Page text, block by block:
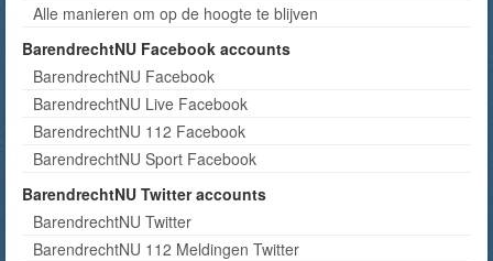
Alle manieren om op de hoogte te blijven
BarendrechtNU Facebook accounts
BarendrechtNU Facebook
BarendrechtNU Live Facebook
BarendrechtNU 112 Facebook
BarendrechtNU Sport Facebook
BarendrechtNU Twitter accounts
BarendrechtNU Twitter
BarendrechtNU 112 Meldingen Twitter